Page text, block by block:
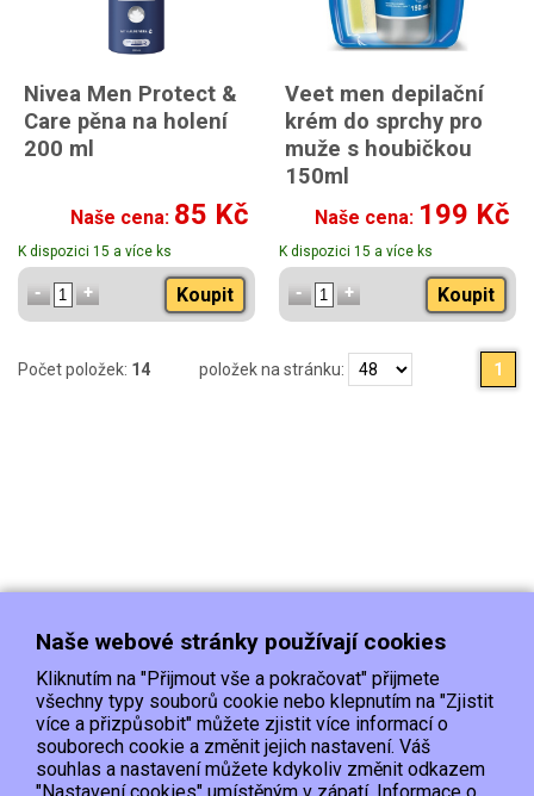
Nivea Men Protect &
Care pěna na holení
200 ml
Naše cena: 85 Kč
K dispozici 15 a více ks
Koupit
Veet men depilační
krém do sprchy pro
muže s houbičkou
150ml
Naše cena: 199 Kč
K dispozici 15 a více ks
Koupit
Počet položek: 14 položek na stránku: 1
Doprava Platba
Kontakt/Reklamace
Obchodní podmínky
Ochrana os.údajů
Naše webové stránky používají cookies
Kliknutím na "Přijmout vše a pokračovat" přijmete
všechny typy souborů cookie nebo klepnutím na "Zjistit
více a přizpůsobit" můžete zjistit více informací o
souborech cookie a změnit jejich nastavení. Váš
souhlas a nastavení můžete kdykoliv změnit odkazem